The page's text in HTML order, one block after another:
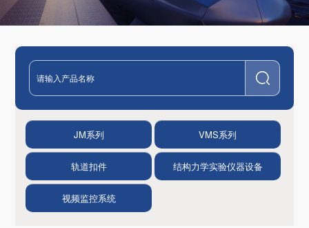
JM系列 VMS系列
轨道扣件 结构力学实验仪器设备
视频监控系统